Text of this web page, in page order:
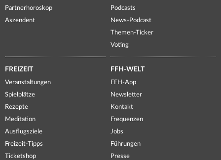
Partnerhoroskop
Aszendent
Podcasts
News-Podcast
Themen-Ticker
Voting
FREIZEIT
Veranstaltungen
Spielplätze
Rezepte
Meditation
Ausflugsziele
Freizeit-Tipps
Ticketshop
FFH-WELT
FFH-App
Newsletter
Kontakt
Frequenzen
Jobs
Führungen
Presse